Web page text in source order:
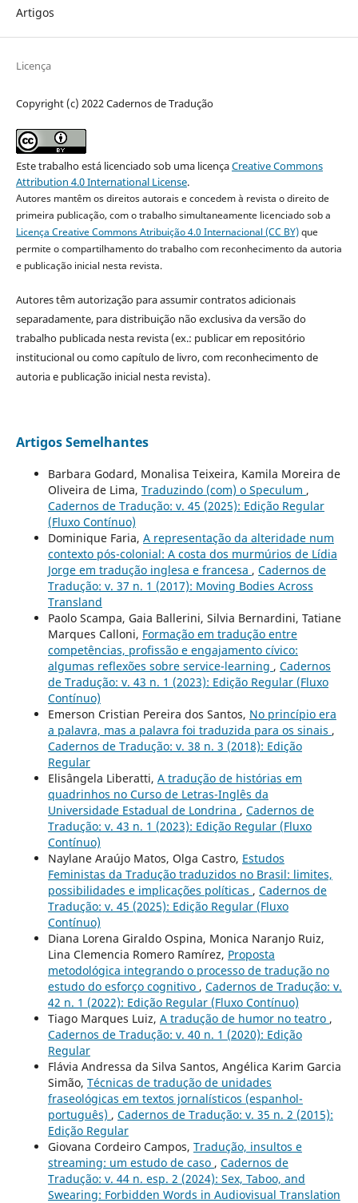
Artigos
Licença
Copyright (c) 2022 Cadernos de Tradução
Este trabalho está licenciado sob uma licençaCreative Commons
Attribution 4.0 International License.
Autores mantêm os direitos autorais e concedem à revista o direito de
primeira publicação, com o trabalho simultaneamente licenciado sob a
Licença Creative Commons Atribuição 4.0 Internacional (CC BY)que
permite o compartilhamento do trabalho com reconhecimento da autoria
e publicação inicial nesta revista.
Autores têm autorização para assumir contratos adicionais
separadamente, para distribuição não exclusiva da versão do
trabalho publicada nesta revista (ex.: publicar em repositório
institucional ou como capítulo de livro, com reconhecimento de
autoria e publicação inicial nesta revista).
Artigos Semelhantes
Barbara Godard, Monalisa Teixeira, Kamila Moreira de
Oliveira de Lima, Traduzindo (com) o Speculum ,
Cadernos de Tradução: v. 45 (2025): Edição Regular
(Fluxo Contínuo)
Dominique Faria, A representação da alteridade num
contexto pós-colonial: A costa dos murmúrios de Lídia
Jorge em tradução inglesa e francesa , Cadernos de
Tradução: v. 37 n. 1 (2017): Moving Bodies Across
Transland
Paolo Scampa, Gaia Ballerini, Silvia Bernardini, Tatiane
Marques Calloni, Formação em tradução entre
competências, profissão e engajamento cívico:
algumas reflexões sobre service-learning , Cadernos
de Tradução: v. 43 n. 1 (2023): Edição Regular (Fluxo
Contínuo)
Emerson Cristian Pereira dos Santos, No princípio era
a palavra, mas a palavra foi traduzida para os sinais ,
Cadernos de Tradução: v. 38 n. 3 (2018): Edição
Regular
Elisângela Liberatti, A tradução de histórias em
quadrinhos no Curso de Letras-Inglês da
Universidade Estadual de Londrina , Cadernos de
Tradução: v. 43 n. 1 (2023): Edição Regular (Fluxo
Contínuo)
Naylane Araújo Matos, Olga Castro, Estudos
Feministas da Tradução traduzidos no Brasil: limites,
possibilidades e implicações políticas , Cadernos de
Tradução: v. 45 (2025): Edição Regular (Fluxo
Contínuo)
Diana Lorena Giraldo Ospina, Monica Naranjo Ruiz,
Lina Clemencia Romero Ramírez, Proposta
metodológica integrando o processo de tradução no
estudo do esforço cognitivo , Cadernos de Tradução: v.
42 n. 1 (2022): Edição Regular (Fluxo Contínuo)
Tiago Marques Luiz, A tradução de humor no teatro ,
Cadernos de Tradução: v. 40 n. 1 (2020): Edição
Regular
Flávia Andressa da Silva Santos, Angélica Karim Garcia
Simão, Técnicas de tradução de unidades
fraseológicas em textos jornalísticos (espanhol-
português) , Cadernos de Tradução: v. 35 n. 2 (2015):
Edição Regular
Giovana Cordeiro Campos, Tradução, insultos e
streaming: um estudo de caso , Cadernos de
Tradução: v. 44 n. esp. 2 (2024): Sex, Taboo, and
Swearing: Forbidden Words in Audiovisual Translation